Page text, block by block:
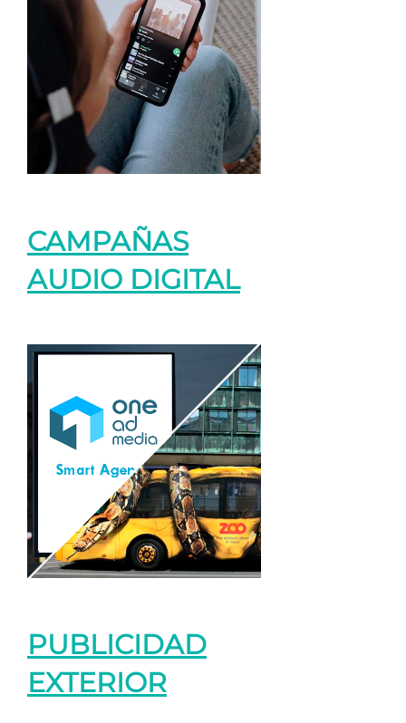
CAMPAÑAS
AUDIO DIGITAL
PUBLICIDAD
EXTERIOR